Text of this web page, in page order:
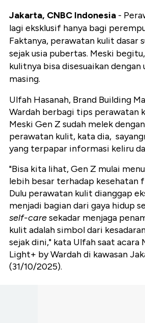
Jakarta, CNBC Indonesia -
lagi eksklusif hanya bagi
Faktanya, perawatan kulit dasar
sejak usia pubertas. Meski
kulitnya bisa disesuaikan dengan
masing.
Ulfah Hasanah, Brand Building
Wardah berbagi tips perawatan
Meski Gen Z sudah melek
perawatan kulit, kata dia,
yang terpapar informasi keliru
"Bisa kita lihat, Gen Z mulai
lebih besar terhadap kesehatan
Dulu perawatan kulit dianggap
menjadi bagian dari gaya hidup
self-caresekadar menjaga
kulit adalah simbol dari
sejak dini," kata Ulfah saat acara
Light+ by Wardah di kawasan
(31/10/2025).